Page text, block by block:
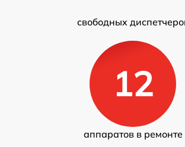
свободных
12
аппаратов в ремонте